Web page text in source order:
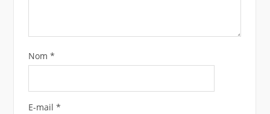
Nom *
E-mail *